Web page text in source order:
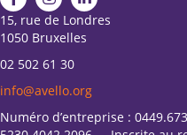
15, rue de Londres
1050 Bruxelles
02 502 61 30
info@avello.org
Numéro d’entreprise :